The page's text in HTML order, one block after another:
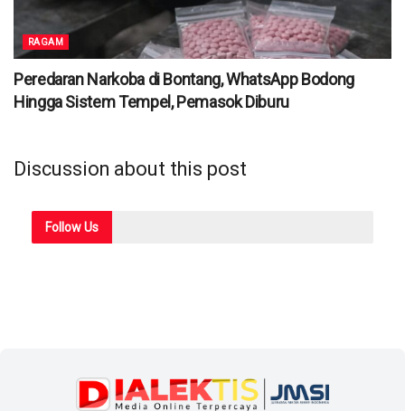
RAGAM
Peredaran Narkoba di Bontang, WhatsApp Bodong
Hingga Sistem Tempel, Pemasok Diburu
Discussion about this post
FollowUs